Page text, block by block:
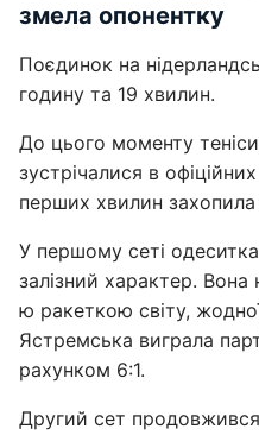
змела опонентку
Поєдинок на
годину та 19 хвилин.
До цього моменту
зустрічалися в
перших хвилин захопила
У першому сеті
залізний характер.
ю ракеткою світу,
Ястремська виграла
рахунком 6:1.
Другий сет продовжився